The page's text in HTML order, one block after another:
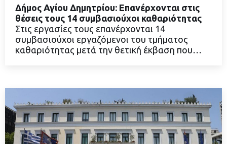
ΔΙΑΒΑΣΤΕ ΠΕΡΙΣΣΟΤΕΡΑ
Δήμος Αγίου Δημητρίου: Επανέρχονται στις
θέσεις τους 14 συμβασιούχοι καθαριότητας
Στις εργασίες τους επανέρχονται 14
συμβασιούχοι εργαζόμενοι του τμήματος
καθαριότητας μετά την θετική έκβαση που…